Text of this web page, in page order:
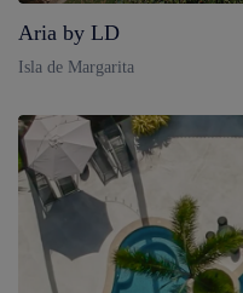
Aria by LD
Isla de Margarita